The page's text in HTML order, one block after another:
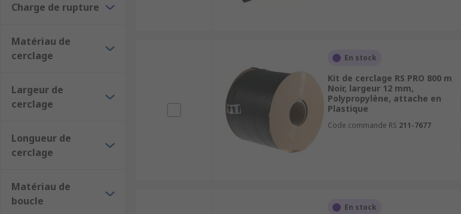
Charge de rupture
Matériau de
cerclage
Largeur de
cerclage
Longueur de
cerclage
Matériau de
boucle
En stock
Kit de cerclage RS PRO 800 m
Noir, largeur 12 mm,
Polypropylène, attache en
Plastique
Code commande RS 211-7677
En stock